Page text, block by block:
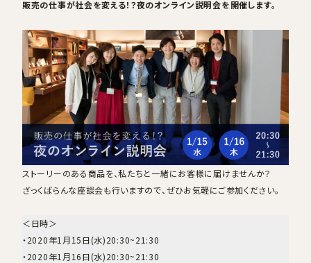
販売の仕事が社会を変える！？夜のオンライン説明会を開催します。
ストーリーのある商品を、私たちと一緒にお客様に届けませんか？
ざっくばらんな座談会も行いますので、ぜひお気軽にご参加ください。
＜日時＞
・2020年1月15日(水)20:30~21:30
・2020年1月16日(水)20:30~21:30